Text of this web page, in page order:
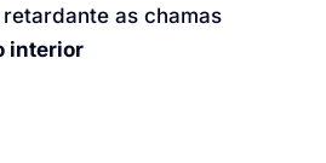
as chamas
interior